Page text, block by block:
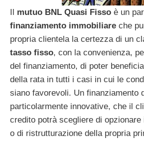
Il mutuo BNL Quasi Fisso è un
finanziamento immobiliare che
propria clientela la certezza di un
tasso fisso, con la convenienza,
del finanziamento, di poter
della rata in tutti i casi in cui le
siano favorevoli. Un finanziamento
particolarmente innovative, che il
credito potrà scegliere di
o di ristrutturazione della propria